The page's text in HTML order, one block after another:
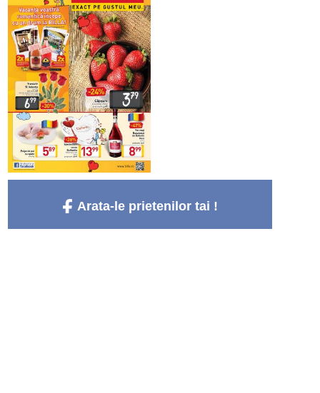
Arata-le prietenilor tai !